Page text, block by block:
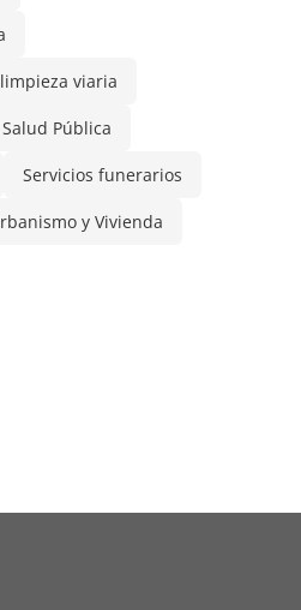
viaria
Salud Pública
Servicios funerarios
y Vivienda